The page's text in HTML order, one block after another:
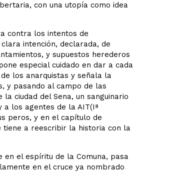
con una utopía como idea
contra los intentos de
intención, declarada, de
y supuestos herederos
especial cuidado en dar a cada
los anarquistas y señala la
y pasando al campo de las
ciudad del Sena, un sanguinario
los agentes de la AIT(Iª
peros, y en el capítulo de
tiene a reescribir la historia con la
en el espíritu de la Comuna, pasa
en el cruce ya nombrado